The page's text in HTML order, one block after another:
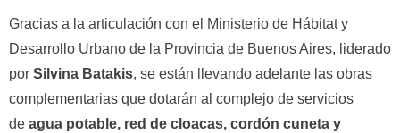
Gracias a la articulación con el Ministerio de Hábitat y
Desarrollo Urbano de la Provincia de Buenos Aires, liderado
por Silvina Batakis, se están llevando adelante las obras
complementarias que dotarán al complejo de servicios
de agua potable, red de cloacas, cordón cuneta y